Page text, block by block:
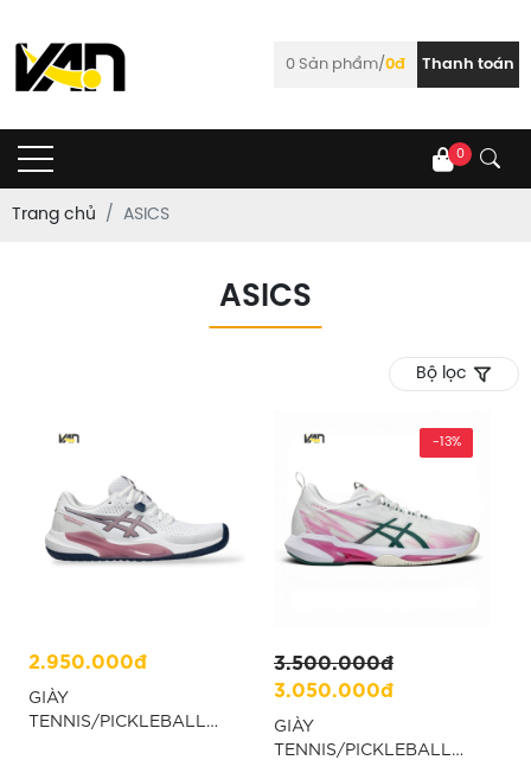
0 Sản phẩm/0đ Thanh toán
0
Trang chủ ASICS
ASICS
Bộ lọc
2.950.000đ
GIÀY
TENNIS/PICKLEBALL
3.500.000đ
3.050.000đ
-13%
GIÀY
TENNIS/PICKLEBALL